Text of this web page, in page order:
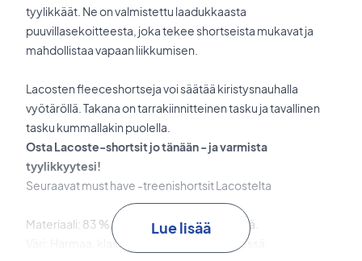
tyylikkäät. Ne on valmistettu laadukkaasta
puuvillasekoitteesta, joka tekee shortseista mukavat ja
mahdollistaa vapaan liikkumisen.
Lacosten fleeceshortseja voi säätää kiristysnauhalla
vyötäröllä. Takana on tarrakiinnitteinen tasku ja tavallinen
tasku kummallakin puolella.
Osta Lacoste-shortsit jo tänään - ja varmista
tyylikkyytesi!
Seuraavat must have -treenishortsit Lacostelta
Materiaali: 83 % puuvillaa ja 17 % polyesteriä.
Väri: Harmaa, klassinen krokotiililogo reidessä.
Lue lisää